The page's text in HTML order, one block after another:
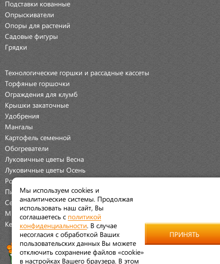
Подставки кованные
Опрыскиватели
Опоры для растений
Садовые фигуры
Грядки
Технологические горшки и рассадные кассеты
Торфяные горшочки
Ограждения для клумб
Крышки закаточные
Удобрения
Мангалы
Картофель семенной
Обогреватели
Луковичные цветы Весна
Луковичные цветы Осень
Розы
Пионы
Семена Овощей
Мраморная крошка
Керамические наборы
Мы используем cookies и
аналитические системы. Продолжая
использовать наш сайт, Вы
соглашаетесь с политикой
конфиденциальности . В случае
несогласия с обработкой Ваших
пользовательских данных Вы можете
отключить сохранение файлов «cookie»
в настройках Вашего браузера. В этом
ПРИНЯТЬ